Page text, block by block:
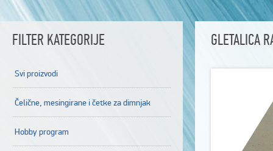
FILTER KATEGORIJE
Svi proizvodi
Čelične, mesingirane i četke za dimnjak
Hobby program
GLETALICA